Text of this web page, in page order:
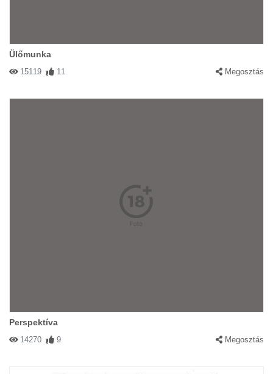
Ülőmunka
15119 11 Megosztás
Perspektíva
14270 9 Megosztás